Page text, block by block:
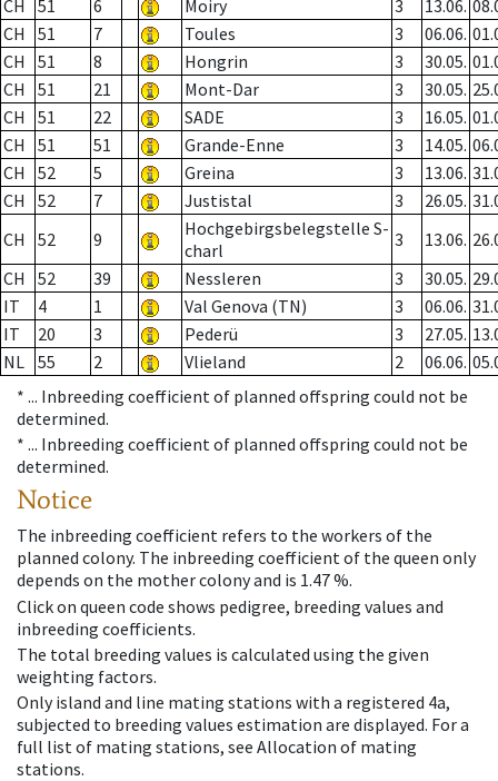
CH 51 6 Moiry 3 13.06.
CH
51 7 Toules 3 06.06.
CH
51 8 Hongrin 3 30.05.
CH
51 21 Mont-Dar 3 30.05.
CH
51 22 SADE 3 16.05.
CH
51 51 Grande-Enne 3 14.05.
CH
52 5 Greina 3 13.06.
CH
52 7 Justistal 3 26.05.
CH
52 9
Hochgebirgsbelegstelle S-
charl
3 13.06.
CH
52 39 Nessleren 3 30.05.
IT
4 1 Val Genova (TN) 3 06.06.
IT
20 3 Pederü 3 27.05.
NL 55 2 Vlieland 2 06.06.
* ... Inbreeding coefficient of planned offspring could not be
determined.
* ... Inbreeding coefficient of planned offspring could not be
determined.
Notice
The inbreeding coefficient refers to the workers of the
planned colony. The inbreeding coefficient of the queen only
depends on the mother colony and is 1.47 %.
Click on queen code shows pedigree, breeding values and
inbreeding coefficients.
The total breeding values is calculated using the given
weighting factors.
Only island and line mating stations with a registered 4a,
subjected to breeding values estimation are displayed. For a
full list of mating stations, see Allocation of mating
stations.